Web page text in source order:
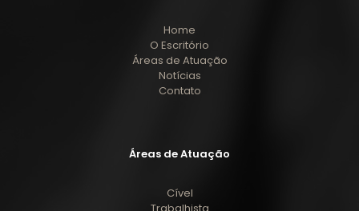
Home
O Escritório
Áreas de Atuação
Notícias
Contato
Áreas de Atuação
Cível